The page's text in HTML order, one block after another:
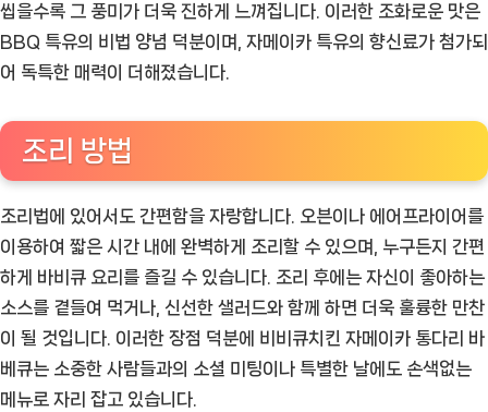
씹을수록 그 풍미가 더욱 진하게 느껴집니다. 이러한 조화로운 맛은
BBQ 특유의 비법 양념 덕분이며, 자메이카 특유의 향신료가 첨가되
어 독특한 매력이 더해졌습니다.
조리 방법
조리법에 있어서도 간편함을 자랑합니다. 오븐이나 에어프라이어를
이용하여 짧은 시간 내에 완벽하게 조리할 수 있으며, 누구든지 간편
하게 바비큐 요리를 즐길 수 있습니다. 조리 후에는 자신이 좋아하는
소스를 곁들여 먹거나, 신선한 샐러드와 함께 하면 더욱 훌륭한 만찬
이 될 것입니다. 이러한 장점 덕분에 비비큐치킨 자메이카 통다리 바
베큐는 소중한 사람들과의 소셜 미팅이나 특별한 날에도 손색없는
메뉴로 자리 잡고 있습니다.